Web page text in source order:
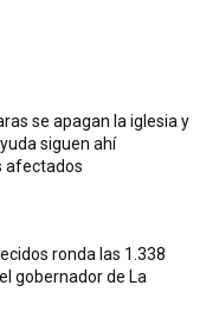
se apagan la iglesia y
siguen ahí
afectados
ronda las 1.338
gobernador de La